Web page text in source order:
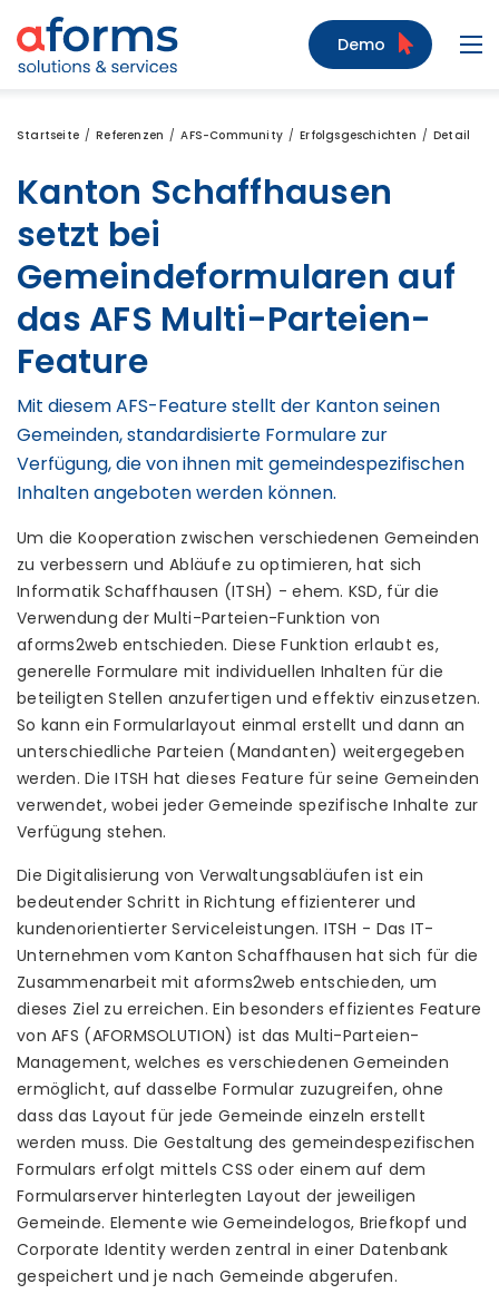
Zum Inhalt
Zum Menü
Zur Suche
Demo
Startseite Referenzen AFS-Community Erfolgsgeschichten Detail
Kanton Schaffhausen
setzt bei
Gemeindeformularen auf
das AFS Multi-Parteien-
Feature
Mit diesem AFS-Feature stellt der Kanton seinen
Gemeinden, standardisierte Formulare zur
Verfügung, die von ihnen mit gemeindespezifischen
Inhalten angeboten werden können.
Um die Kooperation zwischen verschiedenen Gemeinden
zu verbessern und Abläufe zu optimieren, hat sich
Informatik Schaffhausen (ITSH) - ehem. KSD, für die
Verwendung der Multi-Parteien-Funktion von
aforms2web entschieden. Diese Funktion erlaubt es,
generelle Formulare mit individuellen Inhalten für die
beteiligten Stellen anzufertigen und effektiv einzusetzen.
So kann ein Formularlayout einmal erstellt und dann an
unterschiedliche Parteien (Mandanten) weitergegeben
werden. Die ITSH hat dieses Feature für seine Gemeinden
verwendet, wobei jeder Gemeinde spezifische Inhalte zur
Verfügung stehen.
Die Digitalisierung von Verwaltungsabläufen ist ein
bedeutender Schritt in Richtung effizienterer und
kundenorientierter Serviceleistungen. ITSH - Das IT-
Unternehmen vom Kanton Schaffhausen hat sich für die
Zusammenarbeit mit aforms2web entschieden, um
dieses Ziel zu erreichen. Ein besonders effizientes Feature
von AFS (AFORMSOLUTION) ist das Multi-Parteien-
Management, welches es verschiedenen Gemeinden
ermöglicht, auf dasselbe Formular zuzugreifen, ohne
dass das Layout für jede Gemeinde einzeln erstellt
werden muss. Die Gestaltung des gemeindespezifischen
Formulars erfolgt mittels CSS oder einem auf dem
Formularserver hinterlegten Layout der jeweiligen
Gemeinde. Elemente wie Gemeindelogos, Briefkopf und
Corporate Identity werden zentral in einer Datenbank
gespeichert und je nach Gemeinde abgerufen.